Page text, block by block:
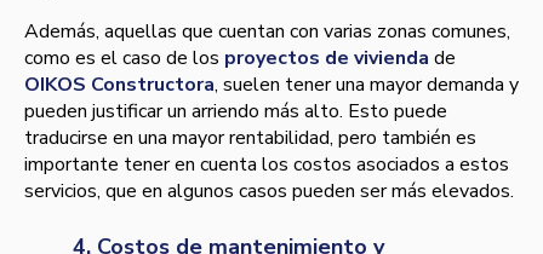
Además, aquellas que cuentan con varias zonas comunes,
como es el caso de los proyectos de vivienda de
OIKOS Constructora, suelen tener una mayor demanda y
pueden justificar un arriendo más alto. Esto puede
traducirse en una mayor rentabilidad, pero también es
importante tener en cuenta los costos asociados a estos
servicios, que en algunos casos pueden ser más elevados.
4. Costos de mantenimiento y